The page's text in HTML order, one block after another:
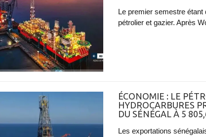
Le premier semestre
pétrolier et gazier. Après
ÉCONOMIE : LE
HYDROCARBURES
DU SÉNÉGAL À 5
Les exportations